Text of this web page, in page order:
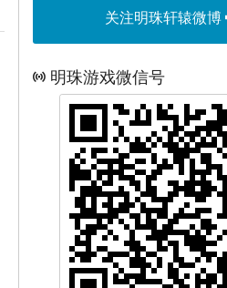
关注明珠轩辕微博
明珠游戏微信号